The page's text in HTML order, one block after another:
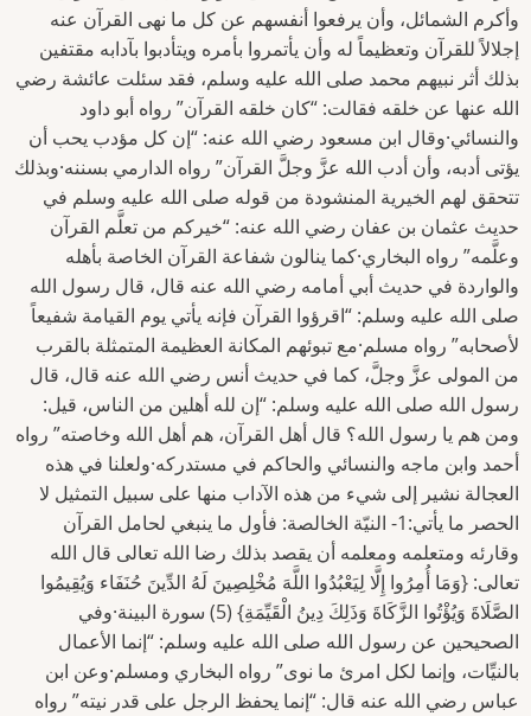
وأكرم الشمائل، وأن يرفعوا أنفسهم عن كل ما نهى القرآن عنه
إجلالاً للقرآن وتعظيماً له وأن يأتمروا بأمره ويتأدبوا بآدابه مقتفين
بذلك أثر نبيهم محمد صلى الله عليه وسلم، فقد سئلت عائشة رضي
الله عنها عن خلقه فقالت: “كان خلقه القرآن” رواه أبو داود
والنسائي·وقال ابن مسعود رضي الله عنه: “إن كل مؤدب يحب أن
يؤتى أدبه، وأن أدب الله عزَّ وجلَّ القرآن” رواه الدارمي بسننه·وبذلك
تتحقق لهم الخيرية المنشودة من قوله صلى الله عليه وسلم في
حديث عثمان بن عفان رضي الله عنه: “خيركم من تعلَّم القرآن
وعلَّمه” رواه البخاري·كما ينالون شفاعة القرآن الخاصة بأهله
والواردة في حديث أبي أمامه رضي الله عنه قال، قال رسول الله
صلى الله عليه وسلم: “اقرؤوا القرآن فإنه يأتي يوم القيامة شفيعاً
لأصحابه” رواه مسلم·مع تبوئهم المكانة العظيمة المتمثلة بالقرب
من المولى عزَّ وجلَّ، كما في حديث أنس رضي الله عنه قال، قال
رسول الله صلى الله عليه وسلم: “إن لله أهلين من الناس، قيل:
ومن هم يا رسول الله؟ قال أهل القرآن، هم أهل الله وخاصته” رواه
أحمد وابن ماجه والنسائي والحاكم في مستدركه·ولعلنا في هذه
العجالة نشير إلى شيء من هذه الآداب منها على سبيل التمثيل لا
الحصر ما يأتي:1- النيّة الخالصة: فأول ما ينبغي لحامل القرآن
وقارئه ومتعلمه ومعلمه أن يقصد بذلك رضا الله تعالى قال الله
تعالى: {وَمَا أُمِرُوا إِلَّا لِيَعْبُدُوا اللَّهَ مُخْلِصِينَ لَهُ الدِّينَ حُنَفَاء وَيُقِيمُوا
الصَّلَاةَ وَيُؤْتُوا الزَّكَاةَ وَذَلِكَ دِينُ الْقَيِّمَةِ} (5) سورة البينة·وفي
الصحيحين عن رسول الله صلى الله عليه وسلم: “إنما الأعمال
بالنيِّات، وإنما لكل امرئ ما نوى” رواه البخاري ومسلم·وعن ابن
عباس رضي الله عنه قال: “إنما يحفظ الرجل على قدر نيته” رواه